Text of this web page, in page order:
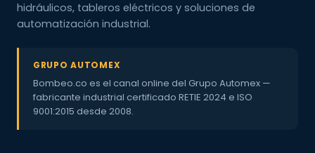
hidráulicos, tableros eléctricos y soluciones de
automatización industrial.
GRUPO AUTOMEX
Bombeo.co es el canal online del Grupo Automex —
fabricante industrial certificado RETIE 2024 e ISO
9001:2015 desde 2008.